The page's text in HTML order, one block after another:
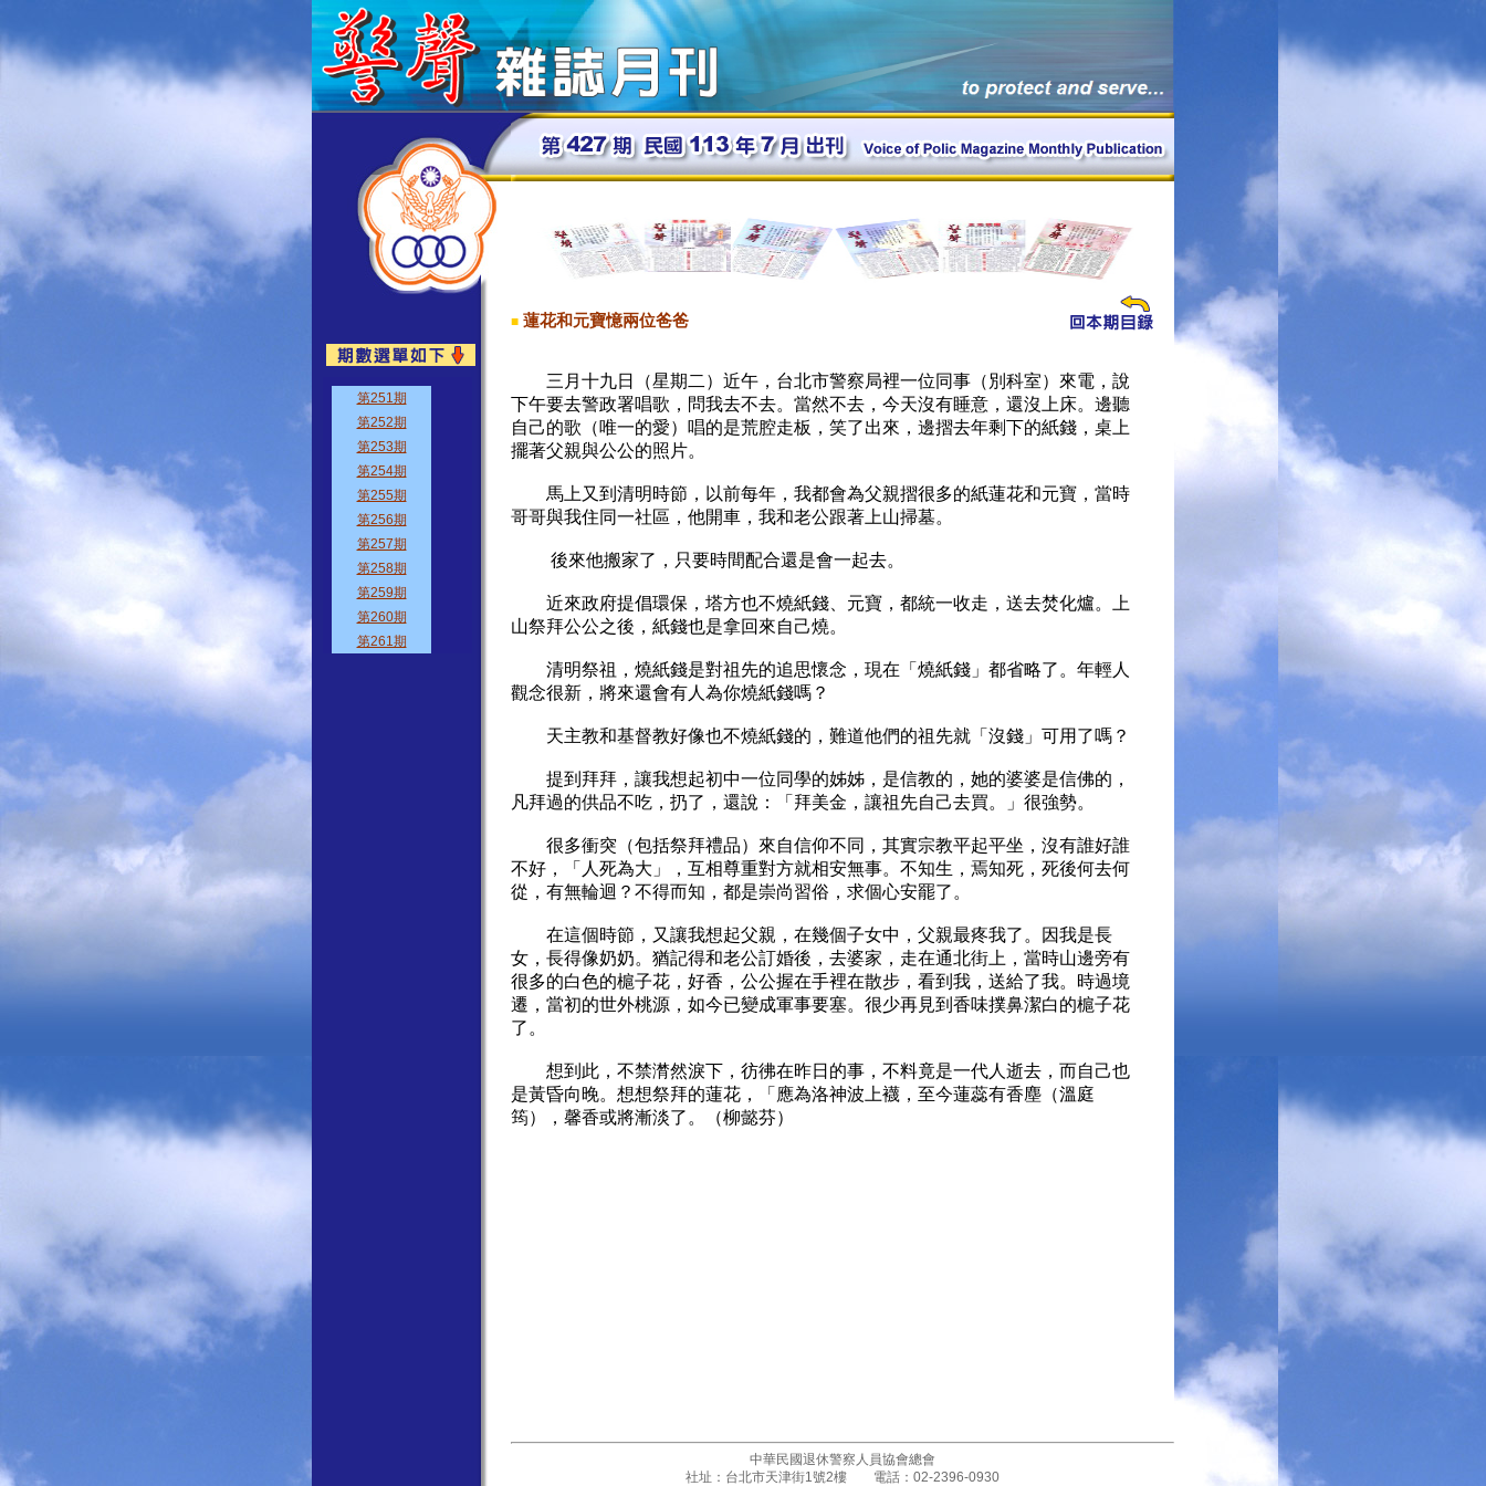
■ 蓮花和元寶憶兩位爸爸
三月十九日（星期二）近午，台北市警察局裡一位同事（別科室）來電，說
下午要去警政署唱歌，問我去不去。當然不去，今天沒有睡意，還沒上床。邊聽
自己的歌（唯一的愛）唱的是荒腔走板，笑了出來，邊摺去年剩下的紙錢，桌上
擺著父親與公公的照片。
馬上又到清明時節，以前每年，我都會為父親摺很多的紙蓮花和元寶，當時
哥哥與我住同一社區，他開車，我和老公跟著上山掃墓。
後來他搬家了，只要時間配合還是會一起去。
近來政府提倡環保，塔方也不燒紙錢、元寶，都統一收走，送去焚化爐。上
山祭拜公公之後，紙錢也是拿回來自己燒。
清明祭祖，燒紙錢是對祖先的追思懷念，現在「燒紙錢」都省略了。年輕人
觀念很新，將來還會有人為你燒紙錢嗎？
天主教和基督教好像也不燒紙錢的，難道他們的祖先就「沒錢」可用了嗎？
提到拜拜，讓我想起初中一位同學的姊姊，是信教的，她的婆婆是信佛的，
凡拜過的供品不吃，扔了，還說：「拜美金，讓祖先自己去買。」很強勢。
很多衝突（包括祭拜禮品）來自信仰不同，其實宗教平起平坐，沒有誰好誰
不好，「人死為大」，互相尊重對方就相安無事。不知生，焉知死，死後何去何
從，有無輪迴？不得而知，都是崇尚習俗，求個心安罷了。
在這個時節，又讓我想起父親，在幾個子女中，父親最疼我了。因我是長
女，長得像奶奶。猶記得和老公訂婚後，去婆家，走在通北街上，當時山邊旁有
很多的白色的槴子花，好香，公公握在手裡在散步，看到我，送給了我。時過境
遷，當初的世外桃源，如今已變成軍事要塞。很少再見到香味撲鼻潔白的槴子花
了。
想到此，不禁潸然淚下，彷彿在昨日的事，不料竟是一代人逝去，而自己也
是黃昏向晚。想想祭拜的蓮花，「應為洛神波上襪，至今蓮蕊有香塵（溫庭
筠），馨香或將漸淡了。（柳懿芬）
中華民國退休警察人員協會總會
社址：台北市天津街1號2樓 電話：02-2396-0930